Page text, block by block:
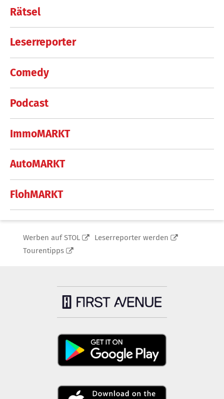
Rätsel
Leserreporter
Comedy
Podcast
ImmoMARKT
AutoMARKT
FlohMARKT
Werben auf STOL
Leserreporter werden
Tourentipps